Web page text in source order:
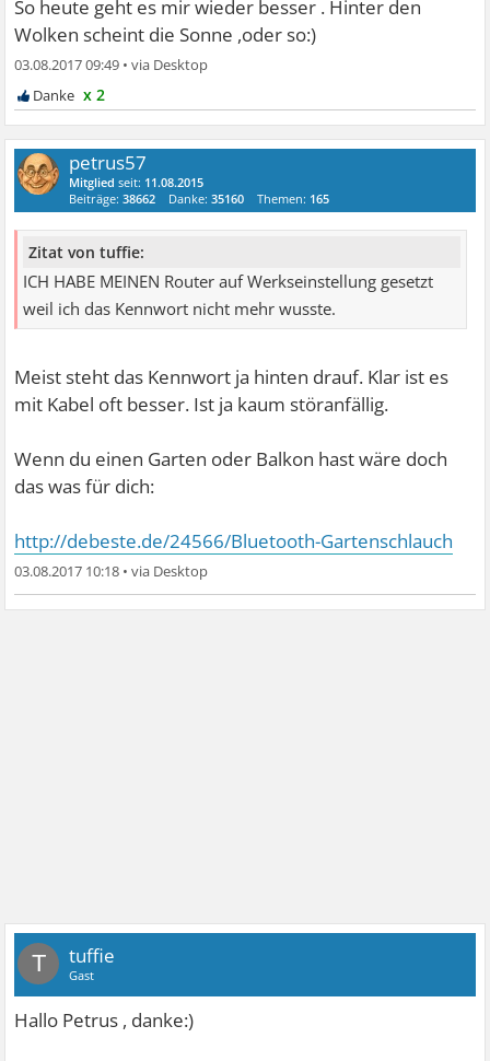
So heute geht es mir wieder besser . Hinter den
Wolken scheint die Sonne ,oder so:)
03.08.2017 09:49 •
x 2
petrus57
Mitglied seit: 11.08.2015
Beiträge:38662 Danke:35160 Themen: 165
Zitat von tuffie:
ICH HABE MEINEN Router auf Werkseinstellung gesetzt
weil ich das Kennwort nicht mehr wusste.
Meist steht das Kennwort ja hinten drauf. Klar ist es
mit Kabel oft besser. Ist ja kaum störanfällig.
Wenn du einen Garten oder Balkon hast wäre doch
das was für dich:
http://debeste.de/24566/Bluetooth-Gartenschlauch
03.08.2017 10:18 •
T tuffie
Gast
Hallo Petrus , danke:)